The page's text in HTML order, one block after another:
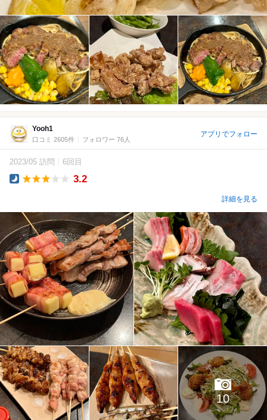
Yooh1
口コミ 2605件 フォロワー 76人
アプリでフォロー
2023/05 訪問 6回目
3.2
詳細を見る
10